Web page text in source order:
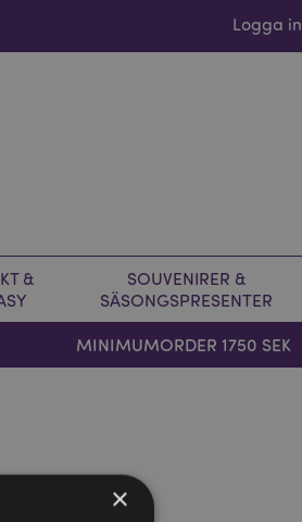
Logga in
&
SOUVENIRER &
SÄSONGSPRESENTER
MINIMUMORDER 1750 SEK
×